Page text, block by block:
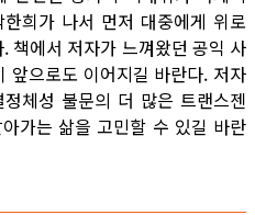
희가 나서 먼저 대중에게 위로
책에서 저자가 느껴왔던 공익 사
앞으로도 이어지길 바란다. 저자
체성 불문의 더 많은 트랜스젠
가는 삶을 고민할 수 있길 바란